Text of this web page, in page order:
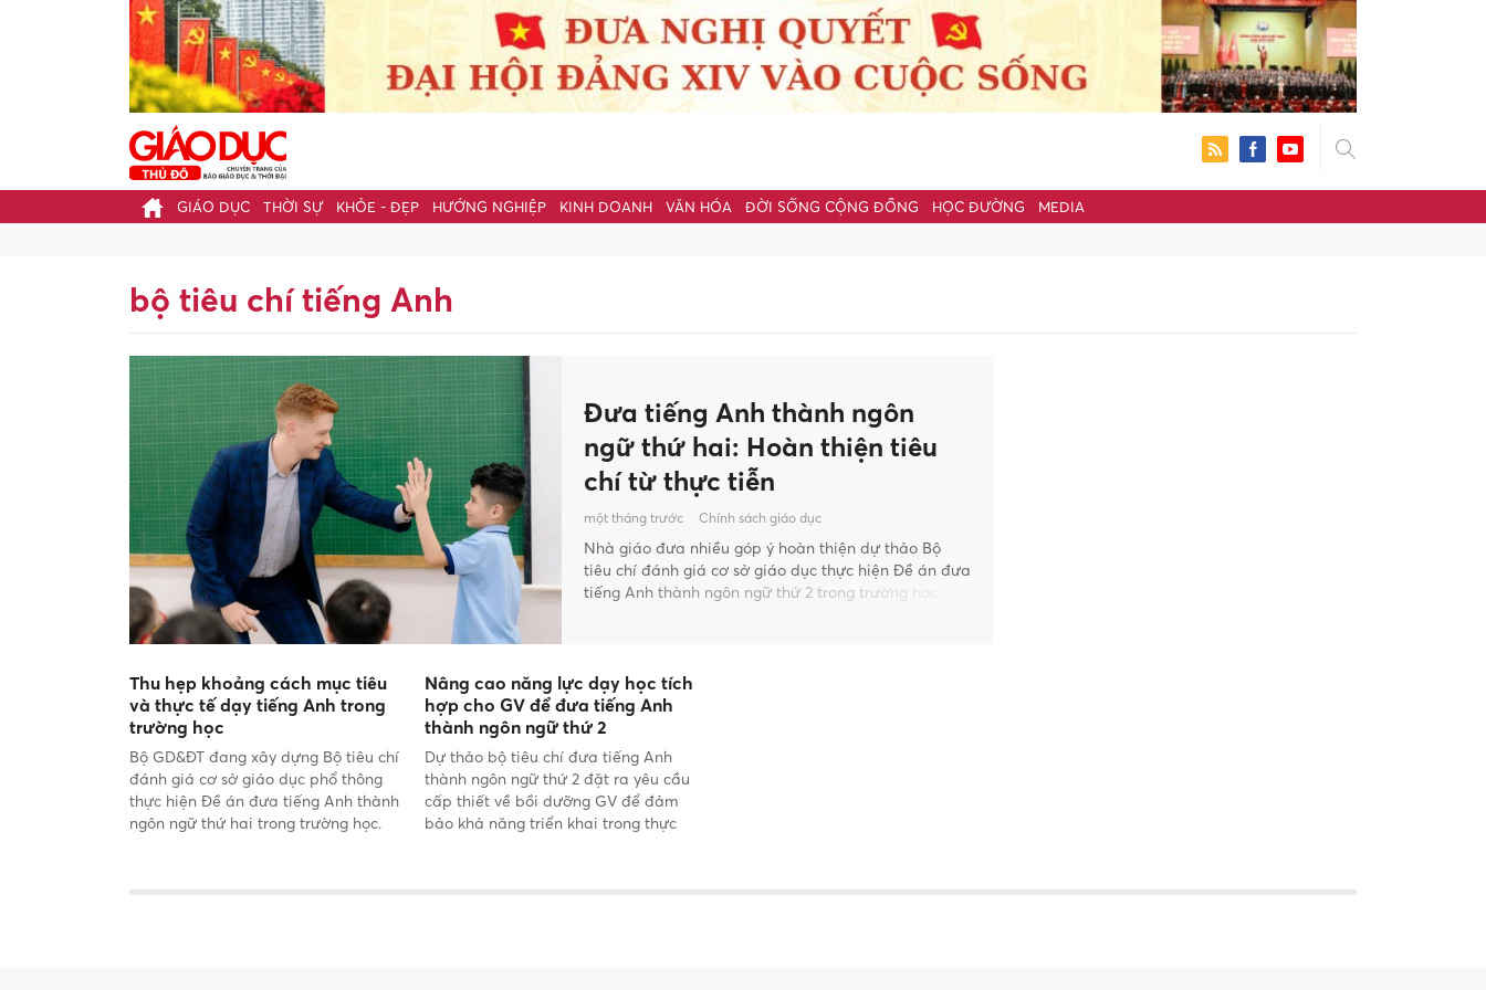
GIÁO DỤC THỜI SỰ KHỎE - ĐẸP HƯỚNG NGHIỆP KINH DOANH VĂN HÓA ĐỜI SỐNG CỘNG ĐỒNG HỌC ĐƯỜNG MEDIA
bộ tiêu chí tiếng Anh
Đưa tiếng Anh thành ngôn
ngữ thứ hai: Hoàn thiện tiêu
chí từ thực tiễn
một tháng trước Chính sách giáo dục
Nhà giáo đưa nhiều góp ý hoàn thiện dự thảo Bộ
tiêu chí đánh giá cơ sở giáo dục thực hiện Đề án đưa
tiếng Anh thành ngôn ngữ thứ 2 trong trường học.
Thu hẹp khoảng cách mục tiêu
và thực tế dạy tiếng Anh trong
trường học
Bộ GD&ĐT đang xây dựng Bộ tiêu chí
đánh giá cơ sở giáo dục phổ thông
thực hiện Đề án đưa tiếng Anh thành
ngôn ngữ thứ hai trong trường học.
Nâng cao năng lực dạy học tích
hợp cho GV để đưa tiếng Anh
thành ngôn ngữ thứ 2
Dự thảo bộ tiêu chí đưa tiếng Anh
thành ngôn ngữ thứ 2 đặt ra yêu cầu
cấp thiết về bồi dưỡng GV để đảm
bảo khả năng triển khai trong thực